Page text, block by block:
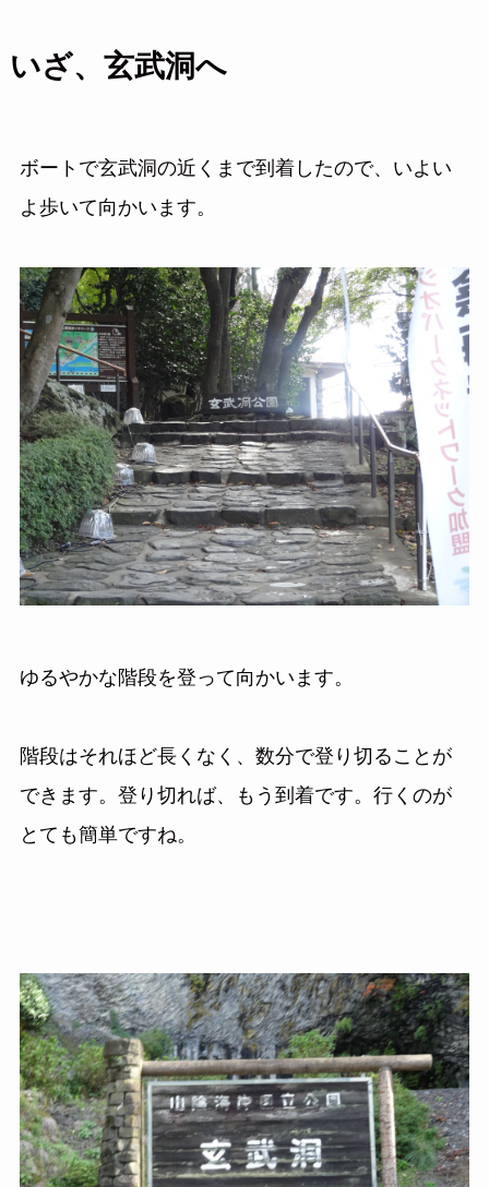
いざ、玄武洞へ
ボートで玄武洞の近くまで到着したので、いよい
よ歩いて向かいます。
ゆるやかな階段を登って向かいます。
階段はそれほど長くなく、数分で登り切ることが
できます。登り切れば、もう到着です。行くのが
とても簡単ですね。